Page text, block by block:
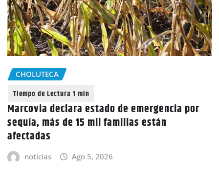
CHOLUTECA
Marcovia declara estado de emergencia por
sequía, más de 15 mil familias están
afectadas
noticias Ago 5, 2026